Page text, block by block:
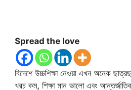
Spread the love
বিদেশে উচ্চশিক্ষা নেওয়া এখন অনেক
খরচ কম, শিক্ষা মান ভালো এবং